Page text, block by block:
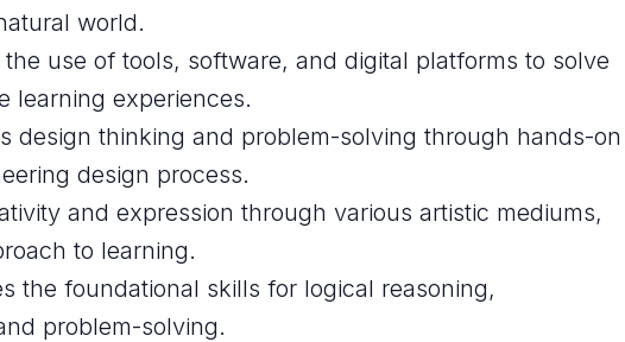
world.
the use of tools, software, and digital platforms to solve
learning experiences.
design thinking and problem-solving through hands-on
design process.
and expression through various artistic mediums,
to learning.
the foundational skills for logical reasoning,
problem-solving.